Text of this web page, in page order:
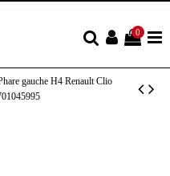
0
gauche H4 Renault Clio